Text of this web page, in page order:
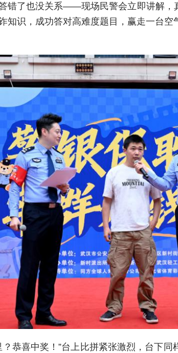
错了也没关系——现场民警会立即讲解，
知识，成功答对高难度题目，赢走一台
恭喜中奖！”台上比拼紧张激烈，台下